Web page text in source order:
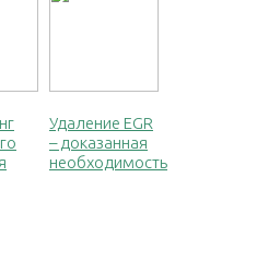
Удаление EGR
– доказанная
необходимость